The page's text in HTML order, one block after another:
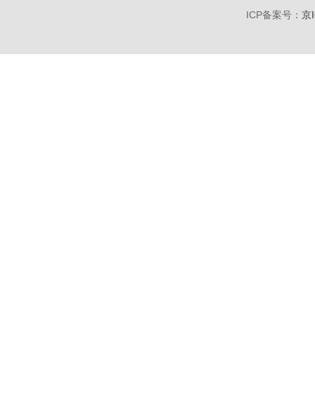
ICP备案号： 京